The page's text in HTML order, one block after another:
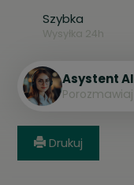
Szybka
Wysyłka 24h
Asystent AI
Porozmawiaj
Drukuj